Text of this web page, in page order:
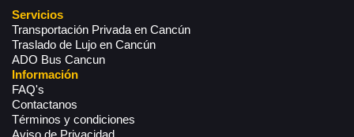
Servicios
Transportación Privada en Cancún
Traslado de Lujo en Cancún
ADO Bus Cancun
Información
FAQ's
Contactanos
Términos y condiciones